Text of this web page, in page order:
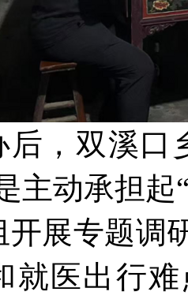
后，双溪口
主动承担
开展专题调
就医出行